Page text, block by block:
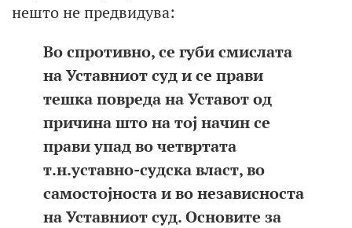
нешто не предвидува:
Во спротивно, се губи смислата
на Уставниот суд и се прави
тешка повреда на Уставот од
причина што на тој начин се
прави упад во четвртата
т.н.уставно-судска власт, во
самостојноста и во независноста
на Уставниот суд. Основите за